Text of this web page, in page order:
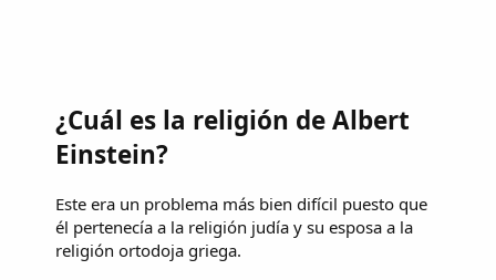
¿Cuál es la religión de Albert
Einstein?
Este era un problema más bien difícil puesto que
él pertenecía a la religión judía y su esposa a la
religión ortodoja griega.